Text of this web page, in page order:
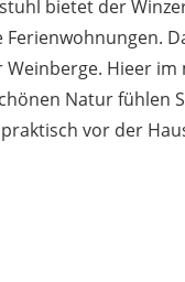
bietet der
Hieer
Natur fühlen
vor der